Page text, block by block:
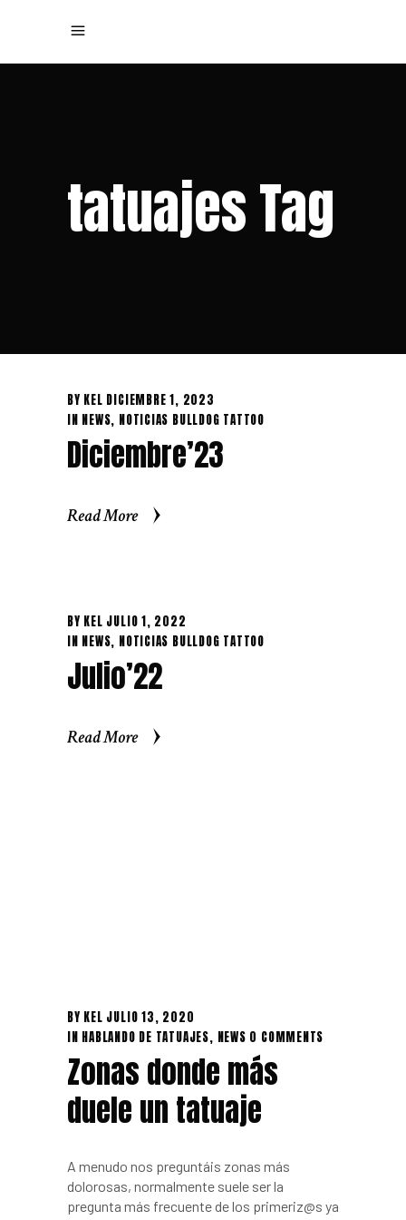
tatuajes Tag
BY KEL DICIEMBRE 1, 2023
IN NEWS, NOTICIAS BULLDOG TATTOO
Diciembre’23
Read More
BY KEL JULIO 1, 2022
IN NEWS, NOTICIAS BULLDOG TATTOO
Julio’22
Read More
BY KEL JULIO 13, 2020
IN HABLANDO DE TATUAJES, NEWS 0 COMMENTS
Zonas donde más
duele un tatuaje
A menudo nos preguntáis zonas más
dolorosas, normalmente suele ser la
pregunta más frecuente de los primeriz@s ya